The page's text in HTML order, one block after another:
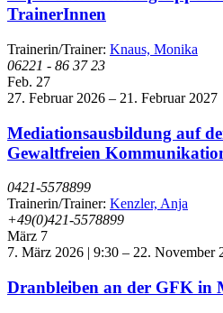
TrainerInnen
Trainerin/Trainer: Knaus, Monika
06221 - 86 37 23
Feb. 27
27. Februar 2026 – 21. Februar 2027
Mediationsausbildung auf
Gewaltfreien
0421-5578899
Trainerin/Trainer: Kenzler, Anja
+49(0)421-5578899
März 7
7. März 2026 | 9:30 – 22. November
Dranbleiben an der GFK in